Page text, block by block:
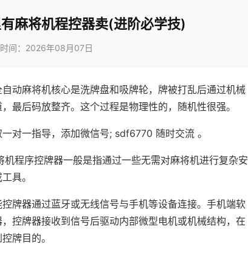
麻将机程控器卖(进阶必学技)
间：2026年08月07日
动麻将机核心是洗牌盘和吸牌轮，牌被打乱后通过机械
最后码放整齐。这个过程是物理性的，随机性很强。
对一指导，添加微信号; sdf6770 随时交流 。
程序控牌器一般是指通过一些无需对麻将机进行复杂安
具。
牌器通过蓝牙或无线信号与手机等设备连接。手机端软
控牌器接收到信号后驱动内部微型电机或机械结构，在
牌目的。